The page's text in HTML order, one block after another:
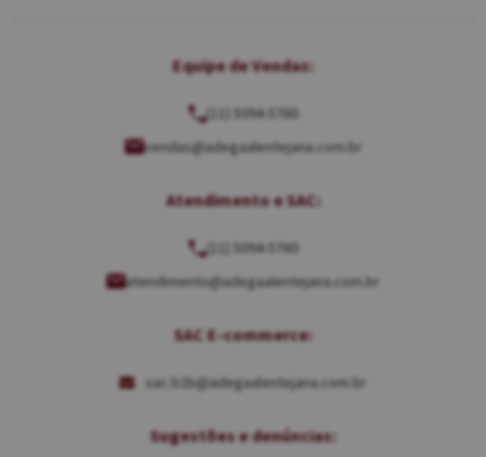
Equipe de Vendas:
(11) 5094-5760
vendas@adegaalentejana.com.br
Atendimento e SAC:
(11) 5094-5760
atendimento@adegaalentejana.com.br
SAC E-commerce:
sac.b2b@adegaalentejana.com.br
Sugestões e denúncias: